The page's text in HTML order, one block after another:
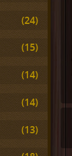
(24)
(15)
(14)
(14)
(13)